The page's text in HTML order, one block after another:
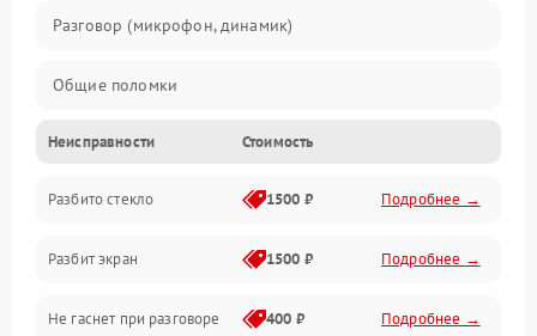
Разговор (микрофон, динамик)
Общие поломки
Проблемы связи
Камеры
Проблемы с дисплеем и сенсором
Зарядка
Неисправности Стоимость
Разбито стекло 1500 ₽ Подробнее →
Разбит экран 1500 ₽ Подробнее →
Не гаснет при разговоре 400 ₽ Подробнее →